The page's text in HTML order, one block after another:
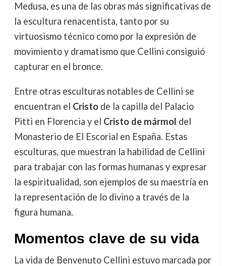
Medusa, es una de las obras más significativas de
la escultura renacentista, tanto por su
virtuosismo técnico como por la expresión de
movimiento y dramatismo que Cellini consiguió
capturar en el bronce.
Entre otras esculturas notables de Cellini se
encuentran el Cristode la capilla del Palacio
Pitti en Florencia y el Cristo de mármol del
Monasterio de El Escorial en España. Estas
esculturas, que muestran la habilidad de Cellini
para trabajar con las formas humanas y expresar
la espiritualidad, son ejemplos de su maestría en
la representación de lo divino a través de la
figura humana.
Momentos clave de su vida
La vida de Benvenuto Cellini estuvo marcada por